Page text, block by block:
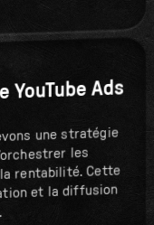
Ads
une stratégie
les
rentabilité. Cette
et la diffusion